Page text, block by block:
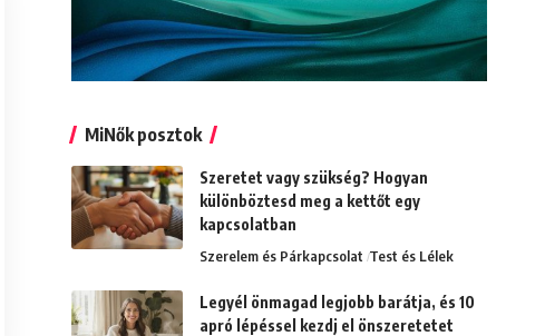
MiNők posztok
Szeretet vagy szükség? Hogyan
különböztesd meg a kettőt egy
kapcsolatban
Szerelem és Párkapcsolat Test és Lélek
Legyél önmagad legjobb barátja, és 10
apró lépéssel kezdj el önszeretetet